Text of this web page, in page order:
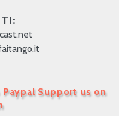
Support us on